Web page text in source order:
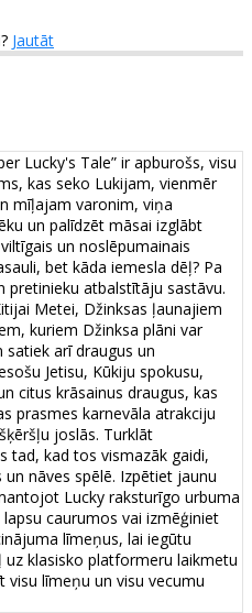
Jautāt
Lucky's Tale” ir apburošs, visu
kas seko Lukijam, vienmēr
mīļajam varonim, viņa
un palīdzēt māsai izglābt
un noslēpumainais
bet kāda iemesla dēļ? Pa
atbalstītāju sastāvu.
Metei, Džinksas ļaunajiem
kuriem Džinksa plāni var
satiek arī draugus un
Jetisu, Kūkiju spokusu,
citus krāsainus draugus, kas
prasmes karnevāla atrakciju
joslās. Turklāt
tad, kad tos vismazāk gaidi,
nāves spēlē. Izpētiet jaunu
Lucky raksturīgo urbuma
caurumos vai izmēģiniet
līmeņus, lai iegūtu
klasisko platformeru laikmetu
visu līmeņu un visu vecumu